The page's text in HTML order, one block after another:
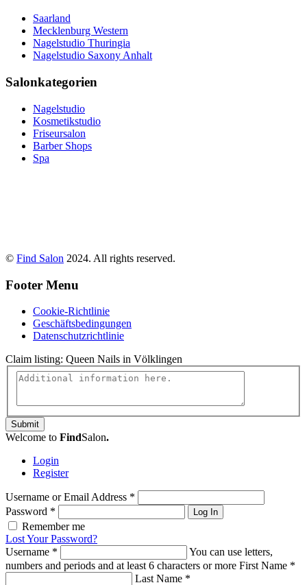
Saarland
Mecklenburg Western
Nagelstudio Thuringia
Nagelstudio Saxony Anhalt
Salonkategorien
Nagelstudio
Kosmetikstudio
Friseursalon
Barber Shops
Spa
© Find Salon 2024. All rights reserved.
Footer Menu
Cookie-Richtlinie
Geschäftsbedingungen
Datenschutzrichtlinie
Claim listing: Queen Nails in Völklingen
Submit
Welcome to FindSalon.
Login
Register
Username or Email Address *
Password * Log In
Remember me
Lost Your Password?
Username *
You can use letters,
numbers and periods and at least 6 characters or more First Name *
Last Name *